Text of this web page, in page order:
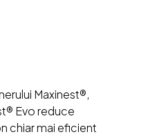
Maxinest®,
Evo reduce
chiar mai eficient